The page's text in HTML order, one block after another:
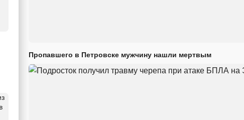
Пропавшего в Петровске мужчину нашли мертвым